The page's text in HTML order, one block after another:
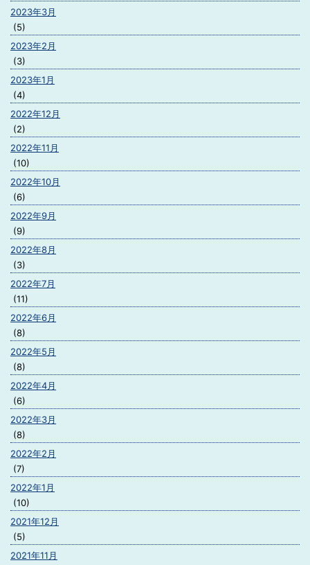
2023年3月
(5)
2023年2月
(3)
2023年1月
(4)
2022年12月
(2)
2022年11月
(10)
2022年10月
(6)
2022年9月
(9)
2022年8月
(3)
2022年7月
(11)
2022年6月
(8)
2022年5月
(8)
2022年4月
(6)
2022年3月
(8)
2022年2月
(7)
2022年1月
(10)
2021年12月
(5)
2021年11月